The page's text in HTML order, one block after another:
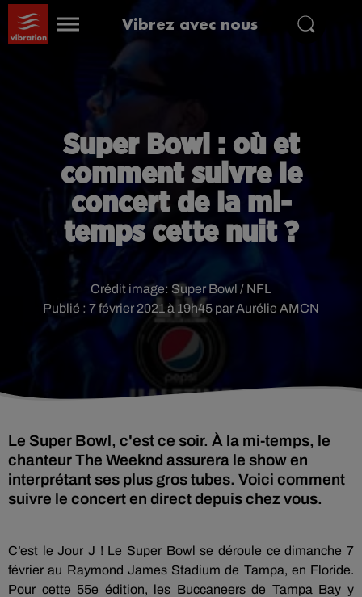
Vibrez avec nous
Super Bowl : où et
comment suivre le
concert de la mi-
temps cette nuit ?
Publié : 7 février 2021 à 19h45 par Aurélie AMCN
Crédit image: Super Bowl / NFL
Le Super Bowl, c'est ce soir. À la mi-temps, le
chanteur The Weeknd assurera le show en
interprétant ses plus gros tubes. Voici comment
suivre le concert en direct depuis chez vous.
C’est le Jour J ! Le Super Bowl se déroule ce dimanche 7
février au Raymond James Stadium de Tampa, en Floride.
Pour cette 55e édition, les Buccaneers de Tampa Bay y